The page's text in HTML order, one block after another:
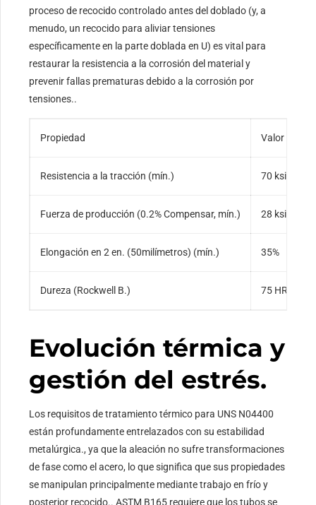
proceso de recocido controlado antes del doblado (y, a
menudo, un recocido para aliviar tensiones
específicamente en la parte doblada en U) es vital para
restaurar la resistencia a la corrosión del material y
prevenir fallas prematuras debido a la corrosión por
tensiones..
Propiedad Valor (Mín./
Resistencia a la tracción (mín.) 70 ksi (480
Fuerza de producción (0.2% Compensar, mín.) 28 ksi (195
Elongación en 2 en. (50milímetros) (mín.) 35%
Dureza (Rockwell B.) 75 HRB
Evolución térmica y
gestión del estrés.
Los requisitos de tratamiento térmico para UNS N04400
están profundamente entrelazados con su estabilidad
metalúrgica., ya que la aleación no sufre transformaciones
de fase como el acero, lo que significa que sus propiedades
se manipulan principalmente mediante trabajo en frío y
posterior recocido.. ASTM B165 requiere que los tubos se